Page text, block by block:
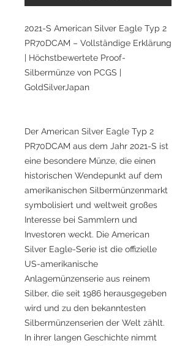
2021-S American Silver Eagle Typ 2
PR70DCAM – Vollständige Erklärung
| Höchstbewertete Proof-
Silbermünze von PCGS |
GoldSilverJapan
Der American Silver Eagle Typ 2
PR70DCAM aus dem Jahr 2021-S ist
eine besondere Münze, die einen
historischen Wendepunkt auf dem
amerikanischen Silbermünzenmarkt
symbolisiert und weltweit großes
Interesse bei Sammlern und
Investoren weckt. Die American
Silver Eagle-Serie ist die offizielle
US-amerikanische
Anlagemünzenserie aus reinem
Silber, die seit 1986 herausgegeben
wird und zu den bekanntesten
Silbermünzenserien der Welt zählt.
In ihrer langen Geschichte nimmt